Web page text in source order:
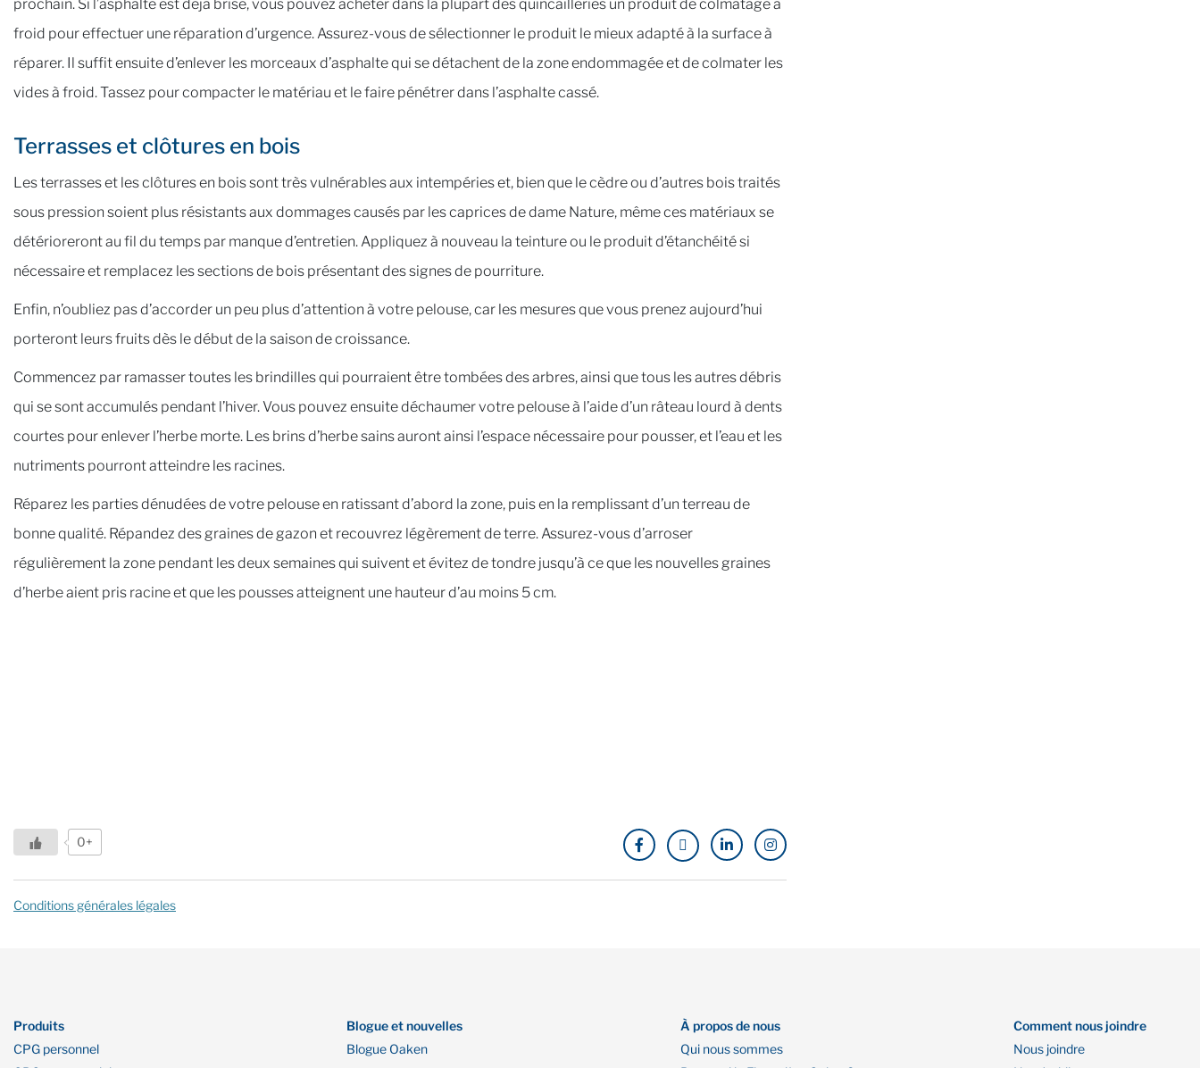
prochain. Si l’asphalte est déjà brisé, vous pouvez acheter dans la plupart des quincailleries un produit de colmatage à
froid pour effectuer une réparation d’urgence. Assurez-vous de sélectionner le produit le mieux adapté à la surface à
réparer. Il suffit ensuite d’enlever les morceaux d’asphalte qui se détachent de la zone endommagée et de colmater les
vides à froid. Tassez pour compacter le matériau et le faire pénétrer dans l’asphalte cassé.
Terrasses et clôtures en bois
Les terrasses et les clôtures en bois sont très vulnérables aux intempéries et, bien que le cèdre ou d’autres bois traités
sous pression soient plus résistants aux dommages causés par les caprices de dame Nature, même ces matériaux se
détérioreront au fil du temps par manque d’entretien. Appliquez à nouveau la teinture ou le produit d’étanchéité si
nécessaire et remplacez les sections de bois présentant des signes de pourriture.
Enfin, n’oubliez pas d’accorder un peu plus d’attention à votre pelouse, car les mesures que vous prenez aujourd’hui
porteront leurs fruits dès le début de la saison de croissance.
Commencez par ramasser toutes les brindilles qui pourraient être tombées des arbres, ainsi que tous les autres débris
qui se sont accumulés pendant l’hiver. Vous pouvez ensuite déchaumer votre pelouse à l’aide d’un râteau lourd à dents
courtes pour enlever l’herbe morte. Les brins d’herbe sains auront ainsi l’espace nécessaire pour pousser, et l’eau et les
nutriments pourront atteindre les racines.
Réparez les parties dénudées de votre pelouse en ratissant d’abord la zone, puis en la remplissant d’un terreau de
bonne qualité. Répandez des graines de gazon et recouvrez légèrement de terre. Assurez-vous d’arroser
régulièrement la zone pendant les deux semaines qui suivent et évitez de tondre jusqu’à ce que les nouvelles graines
d’herbe aient pris racine et que les pousses atteignent une hauteur d’au moins 5 cm.
0+
Conditions générales légales
Produits
CPG personnel
Blogue et nouvelles
Blogue Oaken
À propos de nous
Qui nous sommes
Comment nous joindre
Nous joindre